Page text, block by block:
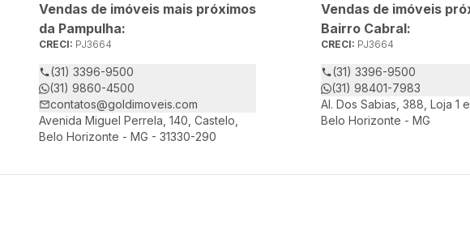
Vendas de imóveis mais próximos
da Pampulha:
CRECI: PJ3664
(31) 3396-9500
(31) 9860-4500
contatos@goldimoveis.com
Avenida Miguel Perrela, 140, Castelo,
Belo Horizonte - MG - 31330-290
Vendas de imóveis
Bairro Cabral:
CRECI: PJ3664
(31) 3396-9500
(31) 98401-7983
Al. Dos Sabias, 388, Loja 1
Belo Horizonte - MG